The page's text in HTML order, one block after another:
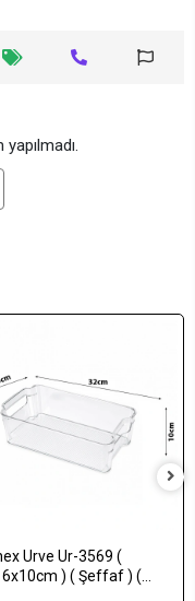
Urve Ur-3569 (
) ( Şeffaf ) (